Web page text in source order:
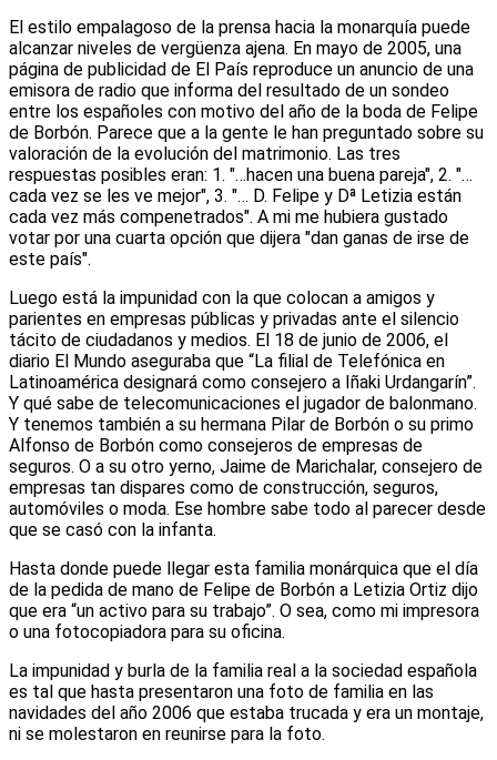
El estilo empalagoso de la prensa hacia la monarquía puede
alcanzar niveles de vergüenza ajena. En mayo de 2005, una
página de publicidad de El País reproduce un anuncio de una
emisora de radio que informa del resultado de un sondeo
entre los españoles con motivo del año de la boda de Felipe
de Borbón. Parece que a la gente le han preguntado sobre su
valoración de la evolución del matrimonio. Las tres
respuestas posibles eran: 1. "…hacen una buena pareja", 2. "…
cada vez se les ve mejor", 3. "… D. Felipe y Dª Letizia están
cada vez más compenetrados". A mi me hubiera gustado
votar por una cuarta opción que dijera "dan ganas de irse de
este país".
Luego está la impunidad con la que colocan a amigos y
parientes en empresas públicas y privadas ante el silencio
tácito de ciudadanos y medios. El 18 de junio de 2006, el
diario El Mundo aseguraba que “La filial de Telefónica en
Latinoamérica designará como consejero a Iñaki Urdangarín”.
Y qué sabe de telecomunicaciones el jugador de balonmano.
Y tenemos también a su hermana Pilar de Borbón o su primo
Alfonso de Borbón como consejeros de empresas de
seguros. O a su otro yerno, Jaime de Marichalar, consejero de
empresas tan dispares como de construcción, seguros,
automóviles o moda. Ese hombre sabe todo al parecer desde
que se casó con la infanta.
Hasta donde puede llegar esta familia monárquica que el día
de la pedida de mano de Felipe de Borbón a Letizia Ortiz dijo
que era “un activo para su trabajo”. O sea, como mi impresora
o una fotocopiadora para su oficina.
La impunidad y burla de la familia real a la sociedad española
es tal que hasta presentaron una foto de familia en las
navidades del año 2006 que estaba trucada y era un montaje,
ni se molestaron en reunirse para la foto.